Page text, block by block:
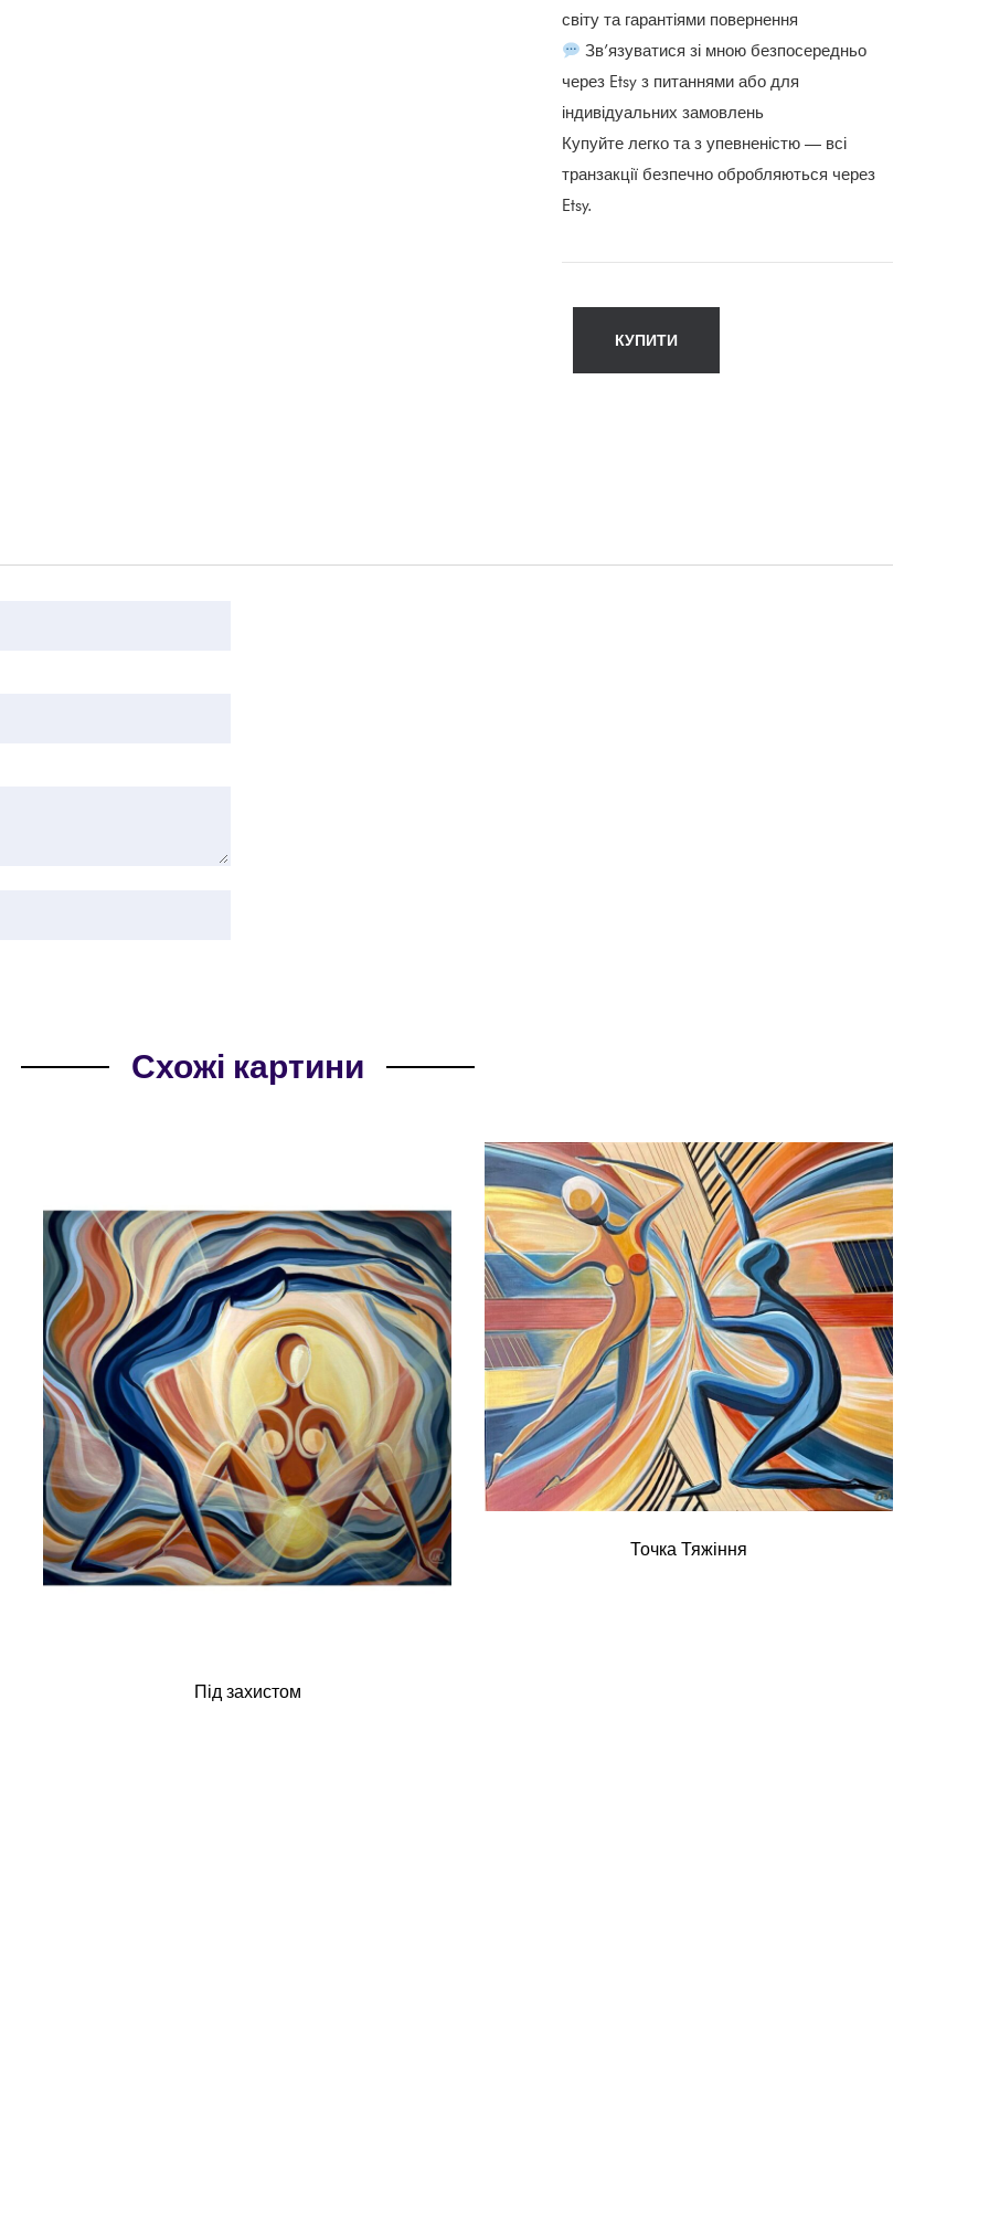
світу та гарантіями повернення
Зв’язуватися зі мною безпосередньо
через Etsy з питаннями або для
індивідуальних замовлень
Купуйте легко та з упевненістю — всі
транзакції безпечно обробляються через
Etsy.
КУПИТИ
Схожі картини
Під захистом
Точка Тяжіння